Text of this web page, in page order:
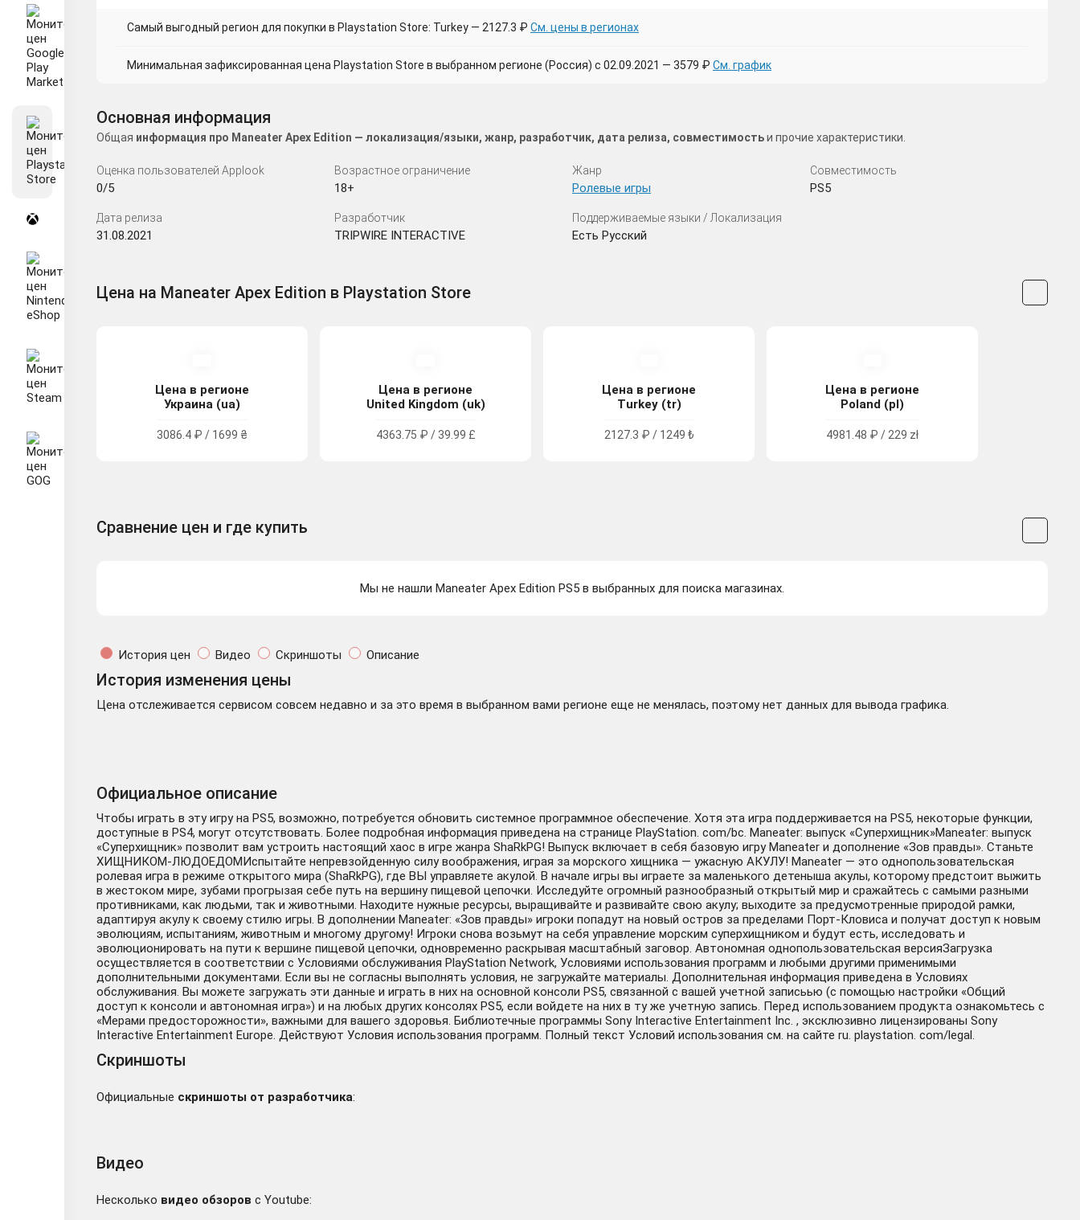
Самый выгодный регион для покупки в Playstation Store: Turkey — 2127.3 ₽ См. цены в регионах
Минимальная зафиксированная цена Playstation Store в выбранном регионе (Россия) с 02.09.2021 — 3579 ₽ См. график
Основная информация
Общая информация про Maneater Apex Edition — локализация/языки, жанр, разработчик, дата релиза, совместимостьи прочие характеристики.
Оценка пользователей Applook
0/5
Возрастное ограничение
18+
Жанр
Ролевые игры
Совместимость
PS5
Дата релиза
31.08.2021
Разработчик
TRIPWIRE INTERACTIVE
Поддерживаемые языки / Локализация
Есть Русский
Цена на Maneater Apex Edition в Playstation Store
Цена в регионе
Украина (ua)
3086.4 ₽ / 1699 ₴
Цена в регионе
United Kingdom (uk)
4363.75 ₽ / 39.99 £
Цена в регионе
Turkey (tr)
2127.3 ₽ / 1249 ₺
Цена в регионе
Poland (pl)
4981.48 ₽ / 229 zł
Сравнение цен и где купить
Мы не нашли Maneater Apex Edition PS5 в выбранных для поиска магазинах.
История цен Видео Скриншоты Описание
История изменения цены
Цена отслеживается сервисом совсем недавно и за это время в выбранном вами регионе еще не менялась, поэтому нет данных для вывода графика.
Официальное описание
Чтобы играть в эту игру на PS5, возможно, потребуется обновить системное программное обеспечение. Хотя эта игра поддерживается на PS5, некоторые функции,
доступные в PS4, могут отсутствовать. Более подробная информация приведена на странице PlayStation. com/bc. Maneater: выпуск «Суперхищник»Maneater: выпуск
«Суперхищник» позволит вам устроить настоящий хаос в игре жанра ShaRkPG! Выпуск включает в себя базовую игру Maneater и дополнение «Зов правды». Станьте
ХИЩНИКОМ-ЛЮДОЕДОМИспытайте непревзойденную силу воображения, играя за морского хищника — ужасную АКУЛУ! Maneater — это однопользовательская
ролевая игра в режиме открытого мира (ShaRkPG), где ВЫ управляете акулой. В начале игры вы играете за маленького детеныша акулы, которому предстоит выжить
в жестоком мире, зубами прогрызая себе путь на вершину пищевой цепочки. Исследуйте огромный разнообразный открытый мир и сражайтесь с самыми разными
противниками, как людьми, так и животными. Находите нужные ресурсы, выращивайте и развивайте свою акулу; выходите за предусмотренные природой рамки,
адаптируя акулу к своему стилю игры. В дополнении Maneater: «Зов правды» игроки попадут на новый остров за пределами Порт-Кловиса и получат доступ к новым
эволюциям, испытаниям, животным и многому другому! Игроки снова возьмут на себя управление морским суперхищником и будут есть, исследовать и
эволюционировать на пути к вершине пищевой цепочки, одновременно раскрывая масштабный заговор. Автономная однопользовательская версияЗагрузка
осуществляется в соответствии с Условиями обслуживания PlayStation Network, Условиями использования программ и любыми другими применимыми
дополнительными документами. Если вы не согласны выполнять условия, не загружайте материалы. Дополнительная информация приведена в Условиях
обслуживания. Вы можете загружать эти данные и играть в них на основной консоли PS5, связанной с вашей учетной записьью (с помощью настройки «Общий
доступ к консоли и автономная игра») и на любых других консолях PS5, если войдете на них в ту же учетную запись. Перед использованием продукта ознакомьтесь с
«Мерами предосторожности», важными для вашего здоровья. Библиотечные программы Sony Interactive Entertainment Inc. , эксклюзивно лицензированы Sony
Interactive Entertainment Europe. Действуют Условия использования программ. Полный текст Условий использования см. на сайте ru. playstation. com/legal.
Скриншоты
Официальные скриншоты от разработчика:
Видео
Несколько видео обзоров с Youtube: